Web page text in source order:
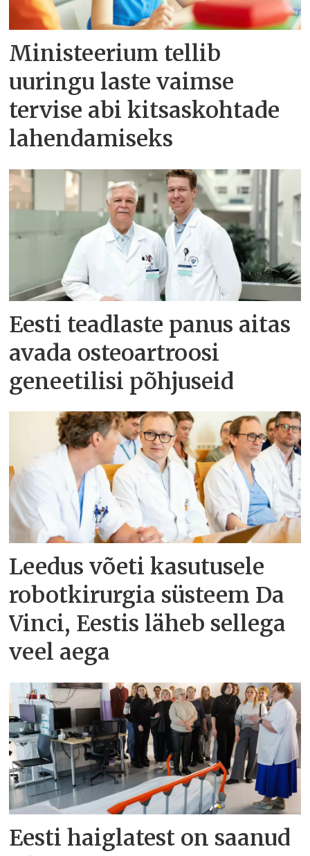
Ministeerium tellib
uuringu laste vaimse
tervise abi kitsaskohtade
lahendamiseks
Eesti teadlaste panus aitas
avada osteoartroosi
geneetilisi põhjuseid
Leedus võeti kasutusele
robotkirurgia süsteem Da
Vinci, Eestis läheb sellega
veel aega
Eesti haiglatest on saanud